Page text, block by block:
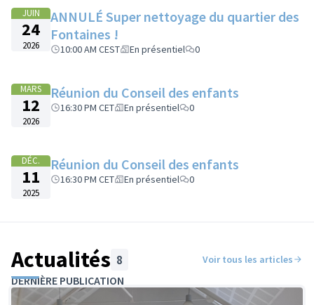
été tirés au sort sur la base du volontariat pour un
mandat de deux ans.
−
JUIN
24
2026
ANNULÉ Super nettoyage du quartier des
Fontaines !
10:00 AM CEST En présentiel 0
MARS
12
2026
Réunion du Conseil des enfants
16:30 PM CET En présentiel 0
DÉC.
11
2025
Réunion du Conseil des enfants
16:30 PM CET En présentiel 0
Actualités 8 Voir tous les articles
DERNIÈRE PUBLICATION